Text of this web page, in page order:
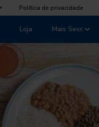
Política de privacidade
Loja Mais Sesc